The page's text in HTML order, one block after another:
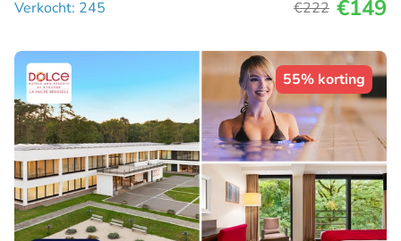
Verkocht: 245
€222 €149
55% korting